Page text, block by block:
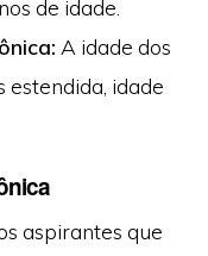
de idade.
A idade dos
estendida, idade
aspirantes que